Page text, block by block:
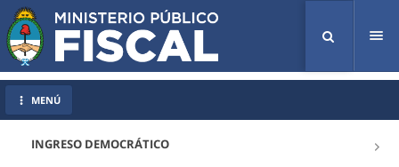
INGRESO DEMOCRÁTICO
MENÚ